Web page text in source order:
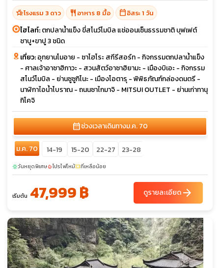
hotel_classโรงแรม 3 ดาว restaurant อาหาร 8 มื้อ calendar_todayอิสระ 1 วัน
ไฮไลท์:ตกปลาน้ำแข็ง ขี่สโนว์โมบิล แช่ออนเซ็นธรรมชาติ บุฟเฟต์
ชาบู+ขาปู 3 ชนิด
เที่ยว:อุทยานโมอาย - ซาโฮโระ สกีรีสอร์ท - กิจกรรมตกปลาน้ำแข็ง
- ศาลเจ้าอาซาฮิกาวะ - สวนสัตว์อาซาฮิยามะ - เมืองบิเอะ - กิจกรรม
สโนว์โมบิล - ย่านซูซูกิโนะ - เมืองโอตารุ - พิพิธภัณฑ์กล่องดนตรี -
นาฬิกาไอน้ำโบราณ - ถนนซาไกมาจิ - MITSUI OUTLET - ย่านเก่าทานุ
กิโคจิ
calendar_monthช่วงเวลาเดินทางม.ค. 70
ม.ค. 70 14-19 15-20 22-27 23-28
sunnyวันหยุดพิเศษlocal_fire_departmentโปรไฟไหม้confirmation_numberที่เหลือน้อย
เริ่มต้น 47,999 ฿ ดูรายละเอียดarrow_forward